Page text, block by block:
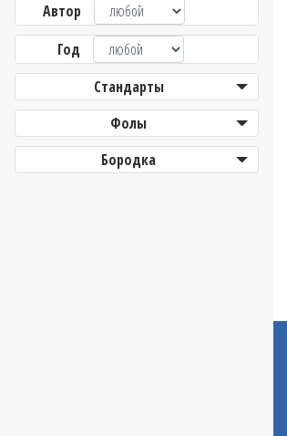
Автор
Год
Стандарты
Фолы
Бородка